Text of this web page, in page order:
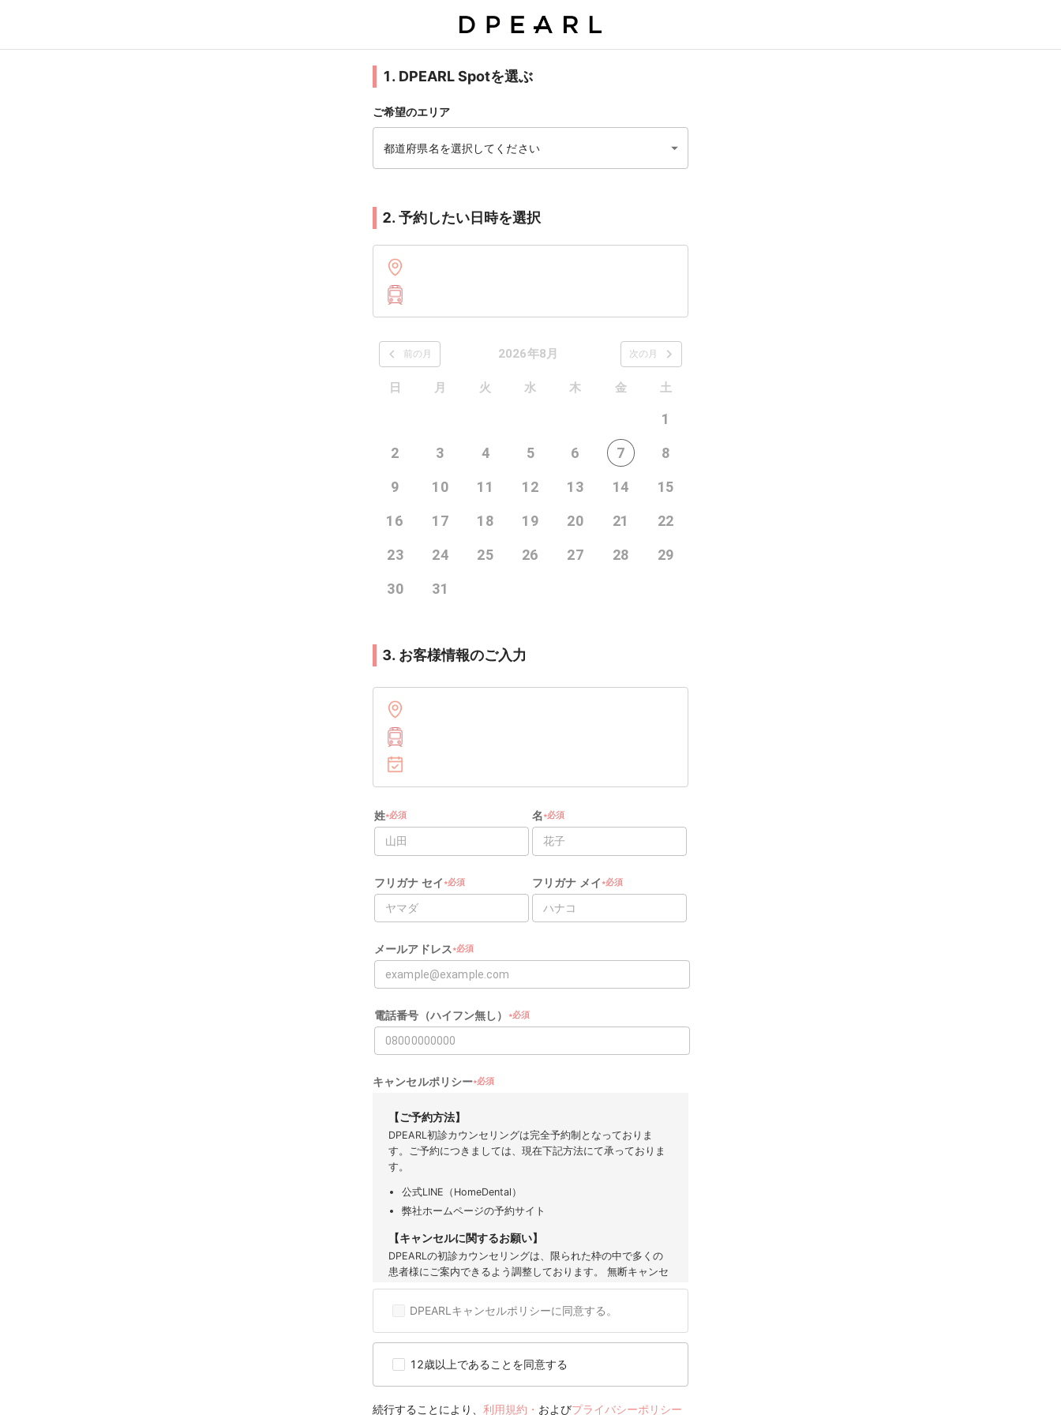
1. DPEARL Spotを選ぶ
ご希望のエリア
都道府県名を選択してください
2. 予約したい日時を選択
2026年8月
前の月 次の月
日 月 火 水 木 金 土
1
2 3 4 5 6 7 8
9 10 11 12 13 14 15
16 17 18 19 20 21 22
23 24 25 26 27 28 29
30 31
3. お客様情報のご入力
姓★必須 名★必須
フリガナ セイ ★必須 フリガナ メイ ★必須
メールアドレス★必須
電話番号（ハイフン無し） ★必須
キャンセルポリシー★必須
【ご予約方法】
DPEARL初診カウンセリングは完全予約制となっておりま
す。ご予約につきましては、現在下記方法にて承っておりま
す。
公式LINE（HomeDental）
弊社ホームページの予約サイト
【キャンセルに関するお願い】
DPEARLの初診カウンセリングは、限られた枠の中で多くの
患者様にご案内できるよう調整しております。 無断キャンセ
ルや直前のご連絡は、他の患者様の機会を奪うだけでなく、
提携歯科医院にも大きなご迷惑となります。 そのため、ご予
約後のキャンセルは原則お控えいただきますようお願い申し
上げます。 度重なるキャンセルや無断キャンセルが確認され
ただくことがございますので、 何卒ご理解とご協力をお願い
【キャンセル可能期間】
DPEARLキャンセルポリシーに同意する。
12歳以上であることを同意する
続行することにより、 利用規約・ およびプライバシーポリシー